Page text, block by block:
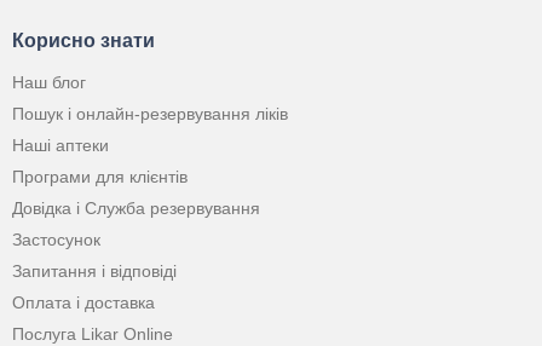
Корисно знати
Наш блог
Пошук і онлайн-резервування ліків
Наші аптеки
Програми для клієнтів
Довідка і Служба резервування
Застосунок
Запитання і відповіді
Оплата і доставка
Послуга Likar Online